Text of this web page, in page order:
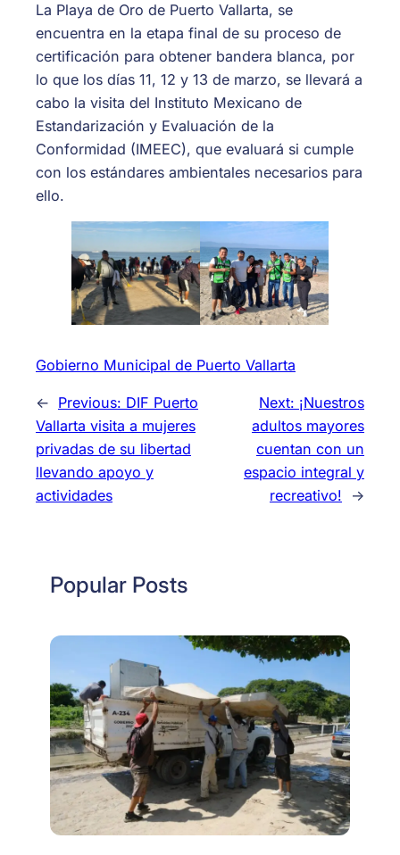
La Playa de Oro de Puerto Vallarta, se
encuentra en la etapa final de su proceso de
certificación para obtener bandera blanca, por
lo que los días 11, 12 y 13 de marzo, se llevará a
cabo la visita del Instituto Mexicano de
Estandarización y Evaluación de la
Conformidad (IMEEC), que evaluará si cumple
con los estándares ambientales necesarios para
ello.
Gobierno Municipal de Puerto Vallarta
← Previous: DIF Puerto
Vallarta visita a mujeres
privadas de su libertad
llevando apoyo y
actividades
Next: ¡Nuestros
adultos mayores
cuentan con un
espacio integral y
recreativo!
→
Popular Posts